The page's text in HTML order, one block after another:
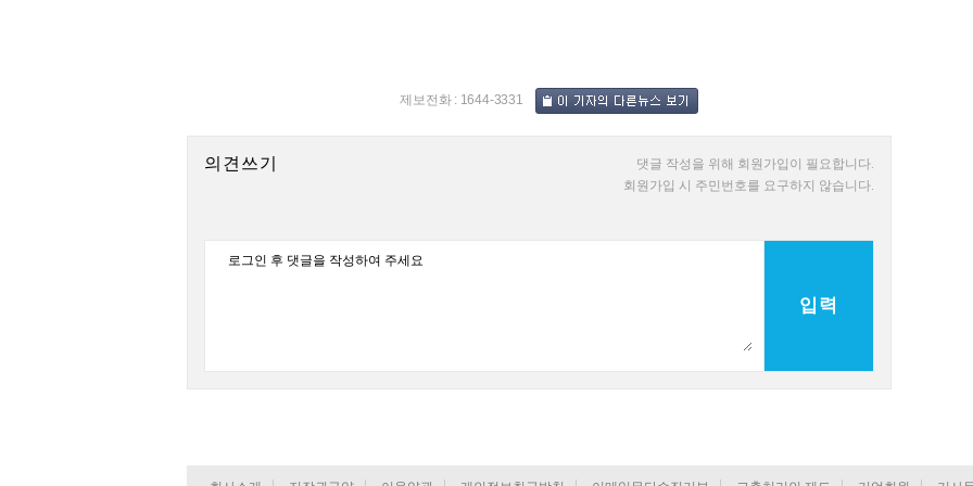
제보전화 : 1644-3331
의견쓰기
댓글 작성을 위해 회원가입이 필요합니다.
회원가입 시 주민번호를 요구하지 않습니다.
입력